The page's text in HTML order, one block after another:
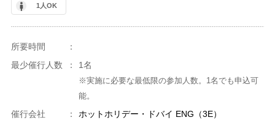
1人OK
所要時間
：
最少催行人数
： 1名
※実施に必要な最低限の参加人数。1名でも申込可
能。
催行会社 ： ホットホリデー・ドバイ ENG（3E）